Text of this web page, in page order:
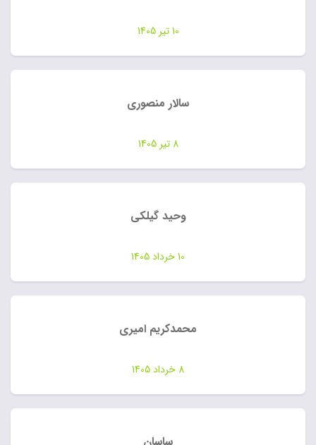
10 تیر 1405
سالار منصوری
8 تیر 1405
وحید گیلکی
10 خرداد 1405
محمدکریم امیری
8 خرداد 1405